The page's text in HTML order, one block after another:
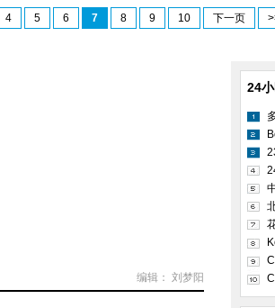
4 5 6 7 8 9 10 下一页
编辑： 刘梦阳
24